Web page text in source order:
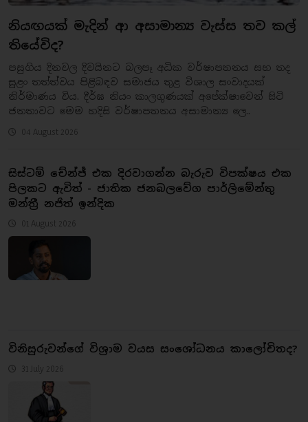
නියඟයක් මැදින් ආ අසාමාන්‍ය වැස්ස තව කල්
තියේවිද?
​පසුගිය දිනවල දිවයිනට බලපෑ අධික වර්ෂාපතනය සහ තද
සුළං තත්ත්වය පිළිබඳව සමාජය තුළ විශාල සංවාදයක්
නිර්මාණය විය. දීර්ඝ නියං කාලගුණයක් අපේක්ෂාවෙන් සිටි
ජනතාවට මෙම හදිසි වර්ෂාපතනය අසාමාන්‍ය ලෙ..
04 August 2026
සිස්ටම් චේන්ජ් එක දිරවාගන්න බැරුව විපක්ෂය එක
පිලකට ඇවිත් - ජාතික ජනබලවේග පාර්ලිමේන්තු
මන්ත්‍රී නජිත් ඉන්දික
01 August 2026
​විනිසුරුවන්ගේ විශ්‍රාම වයස සංශෝධනය කාලෝචිතද?
31 July 2026